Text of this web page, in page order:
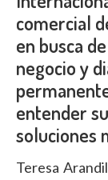
comercial
en busca
negocio y
entender
soluciones
Teresa